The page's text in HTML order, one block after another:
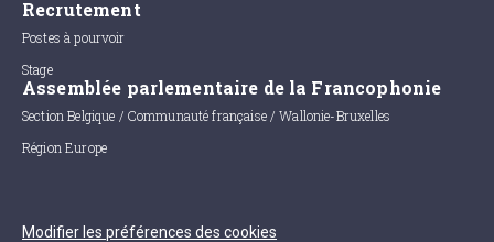
Recrutement
Postes à pourvoir
Stage
Assemblée parlementaire de la Francophonie
Section Belgique / Communauté française / Wallonie-Bruxelles
Région Europe
Modifier les préférences des cookies